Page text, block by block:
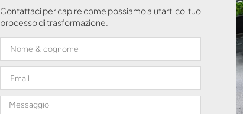
Contattaci per capire come possiamo aiutarti col tuo
processo di trasformazione.